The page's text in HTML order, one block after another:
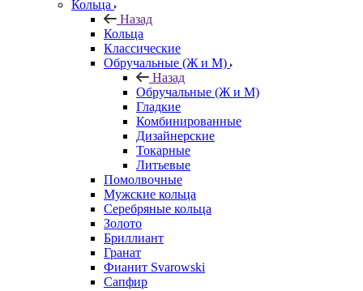
Кольца
Назад
Кольца
Классические
Обручальные (Ж и М)
Назад
Обручальные (Ж и М)
Гладкие
Комбинированные
Дизайнерские
Токарные
Литьевые
Помолвочные
Мужские кольца
Серебряные кольца
Золото
Бриллиант
Гранат
Фианит Svarowski
Сапфир